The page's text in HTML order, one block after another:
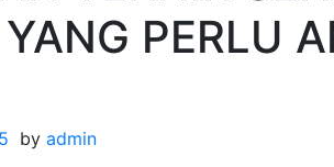
PERLU
by admin